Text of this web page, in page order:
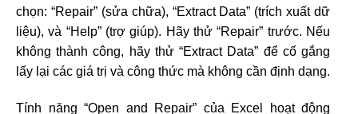
chọn: “Repair” (sửa chữa), “Extract Data” (trích xuất dữ
liệu), và “Help” (trợ giúp). Hãy thử “Repair” trước. Nếu
không thành công, hãy thử “Extract Data” để cố gắng
lấy lại các giá trị và công thức mà không cần định dạng.
Tính năng “Open and Repair” của Excel hoạt động